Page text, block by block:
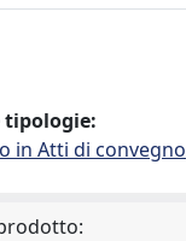
tipologie:
in Atti di convegno